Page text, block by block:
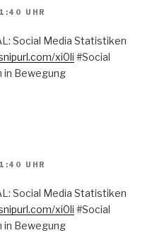
UHR
Social Media Statistiken
xi0li #Social
in Bewegung
UHR
Social Media Statistiken
xi0li #Social
in Bewegung